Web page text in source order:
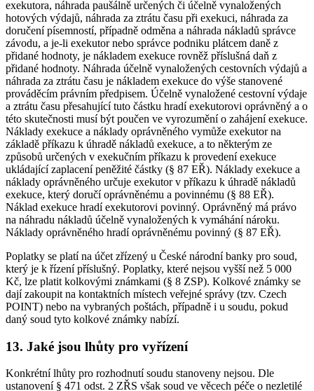
exekutora, náhrada paušálně určených či účelně vynaložených
hotových výdajů, náhrada za ztrátu času při exekuci, náhrada za
doručení písemností, případně odměna a náhrada nákladů správce
závodu, a je-li exekutor nebo správce podniku plátcem daně z
přidané hodnoty, je nákladem exekuce rovněž příslušná daň z
přidané hodnoty. Náhrada účelně vynaložených cestovních výdajů a
náhrada za ztrátu času je nákladem exekuce do výše stanovené
prováděcím právním předpisem. Účelně vynaložené cestovní výdaje
a ztrátu času přesahující tuto částku hradí exekutorovi oprávněný a o
této skutečnosti musí být poučen ve vyrozumění o zahájení exekuce.
Náklady exekuce a náklady oprávněného vymůže exekutor na
základě příkazu k úhradě nákladů exekuce, a to některým ze
způsobů určených v exekučním příkazu k provedení exekuce
ukládající zaplacení peněžité částky (§ 87 EŘ). Náklady exekuce a
náklady oprávněného určuje exekutor v příkazu k úhradě nákladů
exekuce, který doručí oprávněnému a povinnému (§ 88 EŘ).
Náklad exekuce hradí exekutorovi povinný. Oprávněný má právo
na náhradu nákladů účelně vynaložených k vymáhání nároku.
Náklady oprávněného hradí oprávněnému povinný (§ 87 EŘ).
Poplatky se platí na účet zřízený u České národní banky pro soud,
který je k řízení příslušný. Poplatky, které nejsou vyšší než 5 000
Kč, lze platit kolkovými známkami (§ 8 ZSP). Kolkové známky se
dají zakoupit na kontaktních místech veřejné správy (tzv. Czech
POINT) nebo na vybraných poštách, případně i u soudu, pokud
daný soud tyto kolkové známky nabízí.
13. Jaké jsou lhůty pro vyřízení
Konkrétní lhůty pro rozhodnutí soudu stanoveny nejsou. Dle
ustanovení § 471 odst. 2 ZŘS však soud ve věcech péče o nezletilé